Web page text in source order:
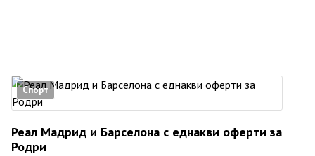
Спорт
Реал Мадрид и Барселона с еднакви оферти за
Родри